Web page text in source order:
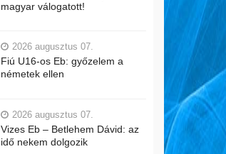
magyar válogatott!
2026 augusztus 07.
Fiú U16-os Eb: győzelem a
németek ellen
2026 augusztus 07.
Vizes Eb – Betlehem Dávid: az
idő nekem dolgozik